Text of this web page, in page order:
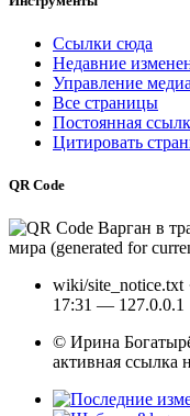
Ссылки сюда
Недавние
Управление
Все страницы
Постоянная
Цитировать
QR Code
wiki/site_notice.txt
17:31 — 127.0.0.1
© Ирина
активная ссылка